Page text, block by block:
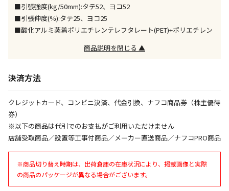
午前9時までのご注文確定した商品については、当日に
出荷いたします。
ただし、メーカーの営業日に基づき出荷手続きを行う
ため、通常よりお時間をいただく場合がございます。
また、日曜・祝日や年末年始などの長期休業期間中
お見積商品です。金額・施工日はお打ち合わせの上、
決定となります。
お見積商品です。金額・施工日はお打ち合わせの上、
決定となります。
■引張強度(kg/50mm):タテ52、ヨコ52
■引張伸度(%):タテ25、ヨコ25
■酸化アルミ蒸着ポリエチレンテレフタレート(PET)+ポリエチレン
商品説明を閉じる ▲
決済方法
クレジットカード、コンビニ決済、代金引換、ナフコ商品券（株主優待
券）
※以下の商品は代引でのお支払がご利用いただけません
店舗受取商品／設置等工事付商品／メーカー直送商品／ナフコPRO商品
※商品切り替え時期は、出荷倉庫の在庫状況により、掲載画像と実際
の商品のパッケージが異なる場合がございます。